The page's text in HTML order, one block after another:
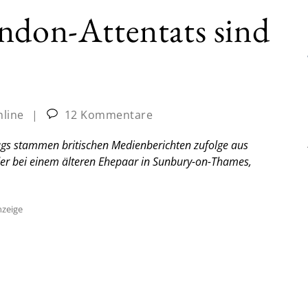
Attentats sind
|
12 Kommentare
stammen britischen Medienberichten zufolge aus
bei einem älteren Ehepaar in Sunbury-on-Thames,